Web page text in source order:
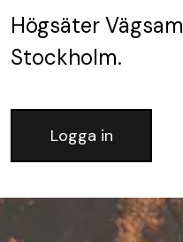
Högsäter Vägsam
Stockholm.
Logga in